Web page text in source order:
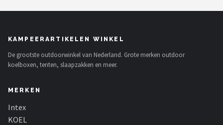
KAMPEERARTIKELEN WINKEL
De grootste outdoorwinkel van Nederland. Grote merken outdoor
koelboxen, tenten, slaapzakken en meer.
MERKEN
Intex
KOEL